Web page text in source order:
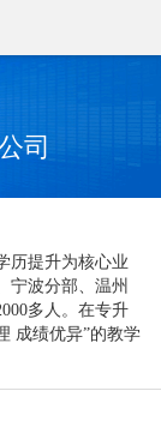
司
历提升为核心业
宁波分部、温州
多人。在专升
成绩优异”的教学